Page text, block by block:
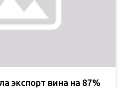
экспорт вина на 87%